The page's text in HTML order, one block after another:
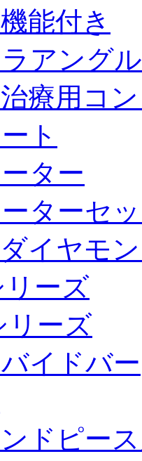
能付き
アングル
療用コ
ト
ター
ターセ
イヤモ
リーズ
リーズ
イドバー
ドピー